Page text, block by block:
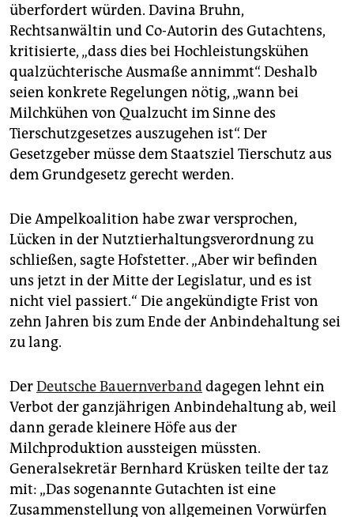
überfordert würden. Davina Bruhn,
Rechtsanwältin und Co-Autorin des Gutachtens,
kritisierte, „dass dies bei Hochleistungskühen
qualzüchterische Ausmaße annimmt“. Deshalb
seien konkrete Regelungen nötig, „wann bei
Milchkühen von Qualzucht im Sinne des
Tierschutzgesetzes auszugehen ist“. Der
Gesetzgeber müsse dem Staatsziel Tierschutz aus
dem Grundgesetz gerecht werden.
Die Ampelkoalition habe zwar versprochen,
Lücken in der Nutztierhaltungsverordnung zu
schließen, sagte Hofstetter. „Aber wir befinden
uns jetzt in der Mitte der Legislatur, und es ist
nicht viel passiert.“ Die angekündigte Frist von
zehn Jahren bis zum Ende der Anbindehaltung sei
zu lang.
DerDeutsche Bauernverbanddagegen lehnt ein
Verbot der ganzjährigen Anbindehaltung ab, weil
dann gerade kleinere Höfe aus der
Milchproduktion aussteigen müssten.
Generalsekretär Bernhard Krüsken teilte der taz
mit: „Das sogenannte Gutachten ist eine
Zusammenstellung von allgemeinen Vorwürfen